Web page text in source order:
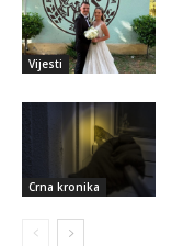
Vijesti
Crna kronika